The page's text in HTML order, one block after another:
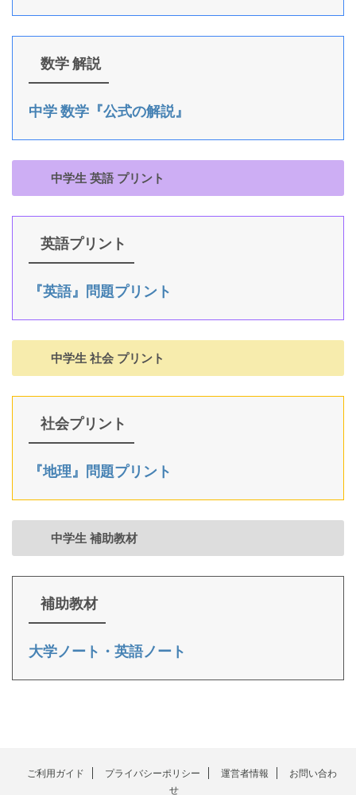
数学 解説
中学 数学『公式の解説』
中学生 英語 プリント
英語プリント
『英語』問題プリント
中学生 社会 プリント
社会プリント
『地理』問題プリント
中学生 補助教材
補助教材
大学ノート・英語ノート
ご利用ガイド プライバシーポリシー 運営者情報
お問い合わ
せ